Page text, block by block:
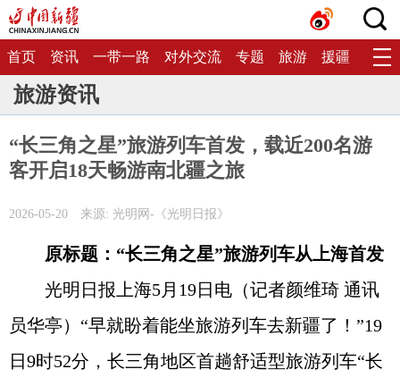
首页 资讯 一带一路 对外交流 专题 旅游 援疆 生态
旅游资讯
“长三角之星”旅游列车首发，载近200名游
客开启18天畅游南北疆之旅
2026-05-20 来源: 光明网-《光明日报》
原标题：“长三角之星”旅游列车从上海首发
光明日报上海5月19日电（记者颜维琦 通讯
员华亭）“早就盼着能坐旅游列车去新疆了！”19
日9时52分，长三角地区首趟舒适型旅游列车“长